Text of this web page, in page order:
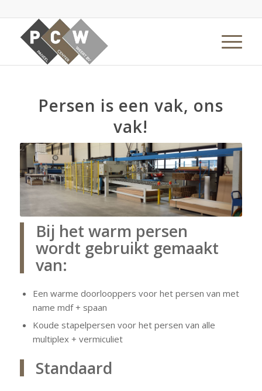
Persen is een vak, ons
vak!
Bij het warm persen
wordt gebruikt gemaakt
van:
Een warme doorlooppers voor het persen van met
name mdf + spaan
Koude stapelpersen voor het persen van alle
multiplex + vermiculiet
Standaard